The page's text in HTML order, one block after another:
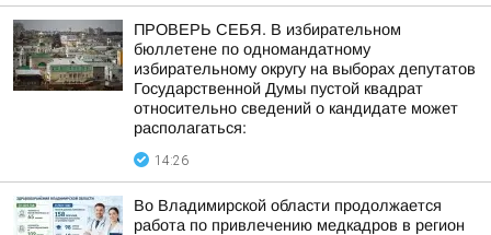
ПРОВЕРЬ СЕБЯ. В избирательном
бюллетене по одномандатному
избирательному округу на выборах депутатов
Государственной Думы пустой квадрат
относительно сведений о кандидате может
располагаться:
14:26
Во Владимирской области продолжается
работа по привлечению медкадров в регион